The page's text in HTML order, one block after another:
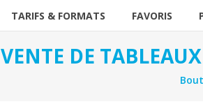
TARIFS & FORMATS FAVORIS
VENTE DE